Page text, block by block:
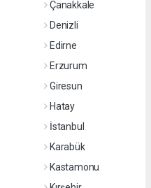
Çanakkale
Denizli
Edirne
Erzurum
Giresun
Hatay
İstanbul
Karabük
Kastamonu